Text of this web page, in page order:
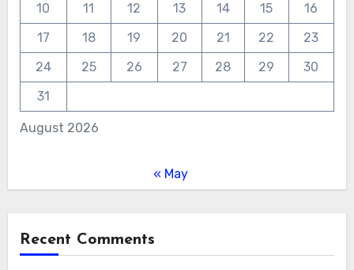
August 2026
10
11 12 13 14 15
16
17
18 19 20 21 22
23
24
25 26 27 28 29
30
31
« May
Recent Comments